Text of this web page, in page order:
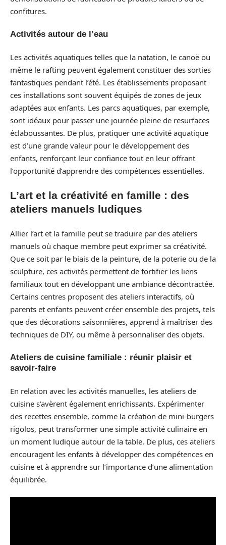
confitures.
Activités autour de l’eau
Les activités aquatiques telles que la natation, le canoë ou
même le rafting peuvent également constituer des sorties
fantastiques pendant l’été. Les établissements proposant
ces installations sont souvent équipés de zones de jeux
adaptées aux enfants. Les parcs aquatiques, par exemple,
sont idéaux pour passer une journée pleine de resurfaces
éclaboussantes. De plus, pratiquer une activité aquatique
est d’une grande valeur pour le développement des
enfants, renforçant leur confiance tout en leur offrant
l’opportunité d’apprendre des compétences essentielles.
L’art et la créativité en famille : des
ateliers manuels ludiques
Allier l’art et la famille peut se traduire par des ateliers
manuels où chaque membre peut exprimer sa créativité.
Que ce soit par le biais de la peinture, de la poterie ou de la
sculpture, ces activités permettent de fortifier les liens
familiaux tout en développant une ambiance décontractée.
Certains centres proposent des ateliers interactifs, où
parents et enfants peuvent créer ensemble des projets, tels
que des décorations saisonnières, apprend à maîtriser des
techniques de DIY, ou même à personnaliser des objets.
Ateliers de cuisine familiale : réunir plaisir et
savoir-faire
En relation avec les activités manuelles, les ateliers de
cuisine s’avèrent également enrichissants. Expérimenter
des recettes ensemble, comme la création de mini-burgers
rigolos, peut transformer une simple activité culinaire en
un moment ludique autour de la table. De plus, ces ateliers
encouragent les enfants à développer des compétences en
cuisine et à apprendre sur l’importance d’une alimentation
équilibrée.